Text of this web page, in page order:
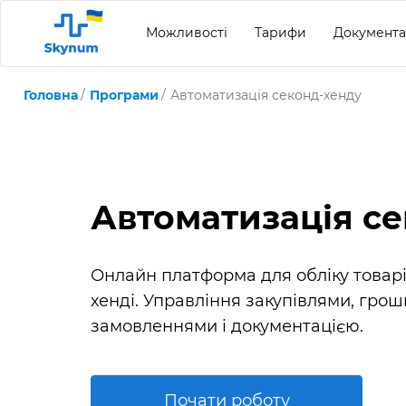
Можливості Тарифи
Головна Програми Автоматизація секонд-хенду
Автоматизація
Онлайн платформа для обліку
хенді. Управління закупівлями,
замовленнями і документацією.
Почати роботу